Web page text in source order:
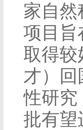
家自
项目旨
取得较
才）回
性研究
批有望